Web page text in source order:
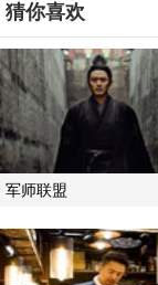
猜你喜欢
军师联盟